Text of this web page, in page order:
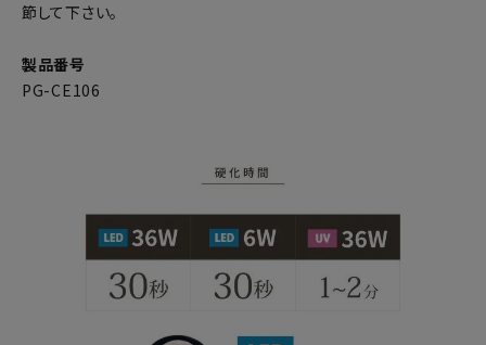
節して下さい。
製品番号
PG-CE106